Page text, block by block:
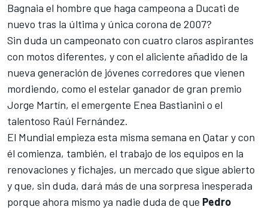
Bagnaia el hombre que haga campeona a Ducati de
nuevo tras la última y única corona de 2007?
Sin duda un campeonato con cuatro claros aspirantes
con motos diferentes, y con el aliciente añadido de la
nueva generación de jóvenes corredores que vienen
mordiendo, como el estelar ganador de gran premio
Jorge Martín, el emergente Enea Bastianini o el
talentoso Raúl Fernández.
El Mundial empieza esta misma semana en Qatary con
él comienza, también, el trabajo de los equipos en la
renovaciones y fichajes, un mercado que sigue abierto
y que, sin duda, dará más de una sorpresa inesperada
porque ahora mismo ya nadie duda de que Pedro